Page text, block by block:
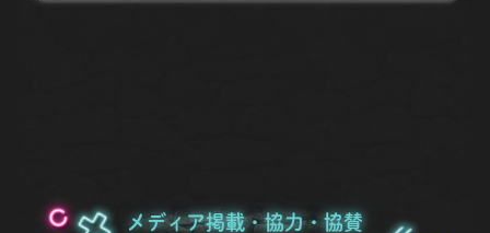
メディア掲載・協力・協賛